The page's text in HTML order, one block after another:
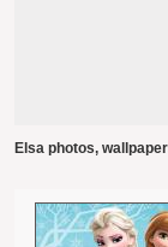
Elsa photos,